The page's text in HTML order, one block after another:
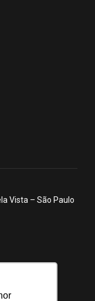
Vista – São Paulo